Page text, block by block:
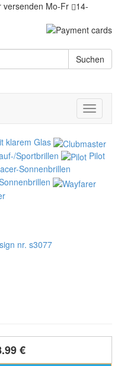
versenden Mo-Fr
14-
Suchen
Toggle
klarem Glas
Sportbrillen
Pilot
Sonnenbrillen
€